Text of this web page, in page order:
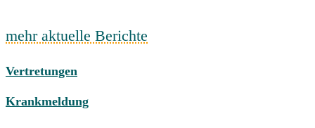
mehr aktuelle Berichte
Vertretungen
Krankmeldung